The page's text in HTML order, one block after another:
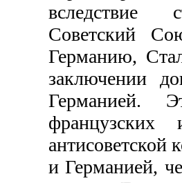
вследствие
Советский
Германию,
заключении
Германией.
французских
и Германией,